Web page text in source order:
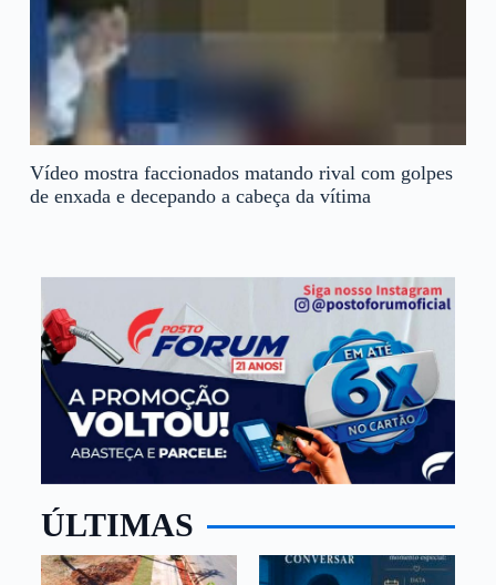
Vídeo mostra faccionados matando rival com golpes
de enxada e decepando a cabeça da vítima
ÚLTIMAS